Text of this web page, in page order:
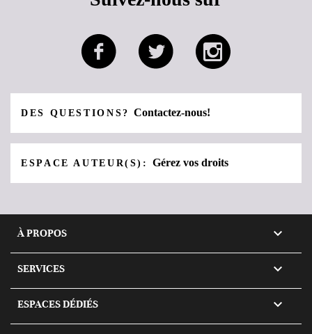
DES QUESTIONS?Contactez-nous!
ESPACE AUTEUR(S):Gérez vos droits
À PROPOS 
SERVICES 
ESPACES DÉDIÉS 